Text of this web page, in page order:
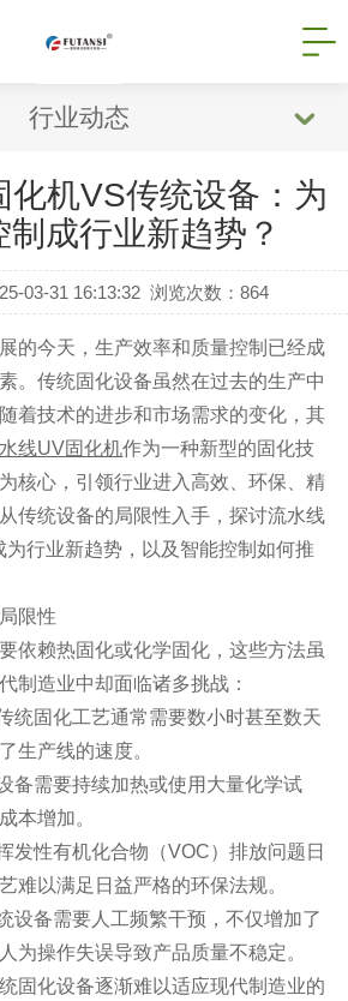
行业动态
化机VS传统设备：为
成行业新趋势？
03-31 16:13:32 浏览次数：864
今天，生产效率和质量控制已经成
。传统固化设备虽然在过去的生产中
着技术的进步和市场需求的变化，其
线UV固化机作为一种新型的固化技
核心，引领行业进入高效、环保、精
传统设备的局限性入手，探讨流水线
行业新趋势，以及智能控制如何推
限性
赖热固化或化学固化，这些方法虽
制造业中却面临诸多挑战：
固化工艺通常需要数小时甚至数天
生产线的速度。
需要持续加热或使用大量化学试
本增加。
性有机化合物（VOC）排放问题日
难以满足日益严格的环保法规。
备需要人工频繁干预，不仅增加了
为操作失误导致产品质量不稳定。
化设备逐渐难以适应现代制造业的